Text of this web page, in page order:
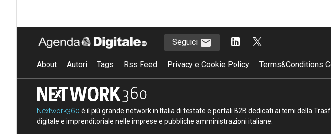
Seguici
About Autori Tags Rss Feed Privacy e Cookie Policy Terms&Conditions
Nextwork360 è il più grande network in Italia di testate e portali B2B dedicati ai temi della
digitale e imprenditoriale nelle imprese e pubbliche amministrazioni italiane.